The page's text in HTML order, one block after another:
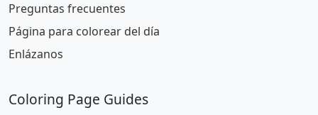
Preguntas frecuentes
Página para colorear del día
Enlázanos
Coloring Page Guides